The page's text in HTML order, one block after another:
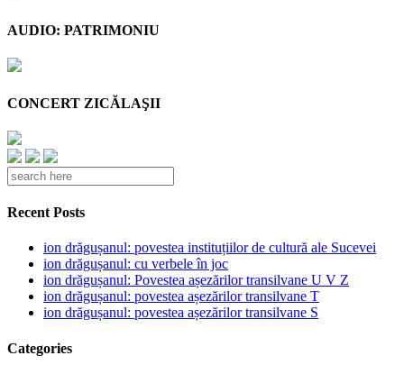
AUDIO: PATRIMONIU
CONCERT ZICĂLAŞII
Recent Posts
ion drăgușanul: povestea instituțiilor de cultură ale Sucevei
ion drăgușanul: cu verbele în joc
ion drăgușanul: Povestea așezărilor transilvane U V Z
ion drăgușanul: povestea așezărilor transilvane T
ion drăgușanul: povestea așezărilor transilvane S
Categories